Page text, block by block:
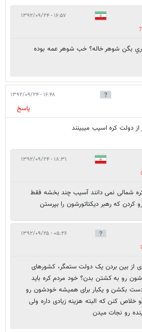
۱۶:۵۷ - ۱۳۹۲/۰۹/۲۴
بگن شوهر خاله؟ خب شوهر عمه بوده
۱۶:۴۸ - ۱۳۹۲/۰۹/۲۴
پاسخ
دولت کره اسیب میبینند
۱۸:۳۱ - ۱۳۹۲/۰۹/۲۴
شمالی نمی دانند آسیب چند بخشه فقط
که رهبر دیکتاتورشون را بپرستن
۰۵:۲۶ - ۱۳۹۲/۰۹/۲۵
از بین بردن یک دولت ستمگر، کشورهای
رو به کشتن بدن؟ خود مردم کره باید
بکشن و یکبار برای همیشه خودشون رو
خلاص کنن که البته هزینه زیادی داره ولی
رو نجات میدن